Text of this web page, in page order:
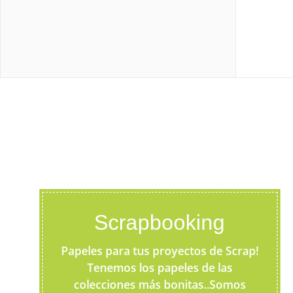
Scrapbooking
Papeles para tus proyectos de Scrap!
Tenemos los papeles de las
colecciones más bonitas..Somos